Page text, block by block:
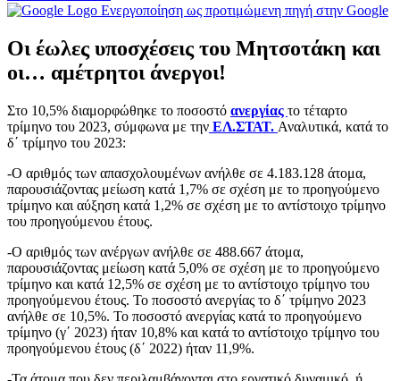
Ενεργοποίηση ως προτιμώμενη πηγή στην Google
Οι έωλες υποσχέσεις του Μητσοτάκη και
οι… αμέτρητοι άνεργοι!
Στο 10,5% διαμορφώθηκε το ποσοστό ανεργίας το τέταρτο
τρίμηνο του 2023, σύμφωνα με την ΕΛ.ΣΤΑΤ. Αναλυτικά, κατά το
δ΄ τρίμηνο του 2023:
-Ο αριθμός των απασχολουμένων ανήλθε σε 4.183.128 άτομα,
παρουσιάζοντας μείωση κατά 1,7% σε σχέση με το προηγούμενο
τρίμηνο και αύξηση κατά 1,2% σε σχέση με το αντίστοιχο τρίμηνο
του προηγούμενου έτους.
-Ο αριθμός των ανέργων ανήλθε σε 488.667 άτομα,
παρουσιάζοντας μείωση κατά 5,0% σε σχέση με το προηγούμενο
τρίμηνο και κατά 12,5% σε σχέση με το αντίστοιχο τρίμηνο του
προηγούμενου έτους. Το ποσοστό ανεργίας το δ΄ τρίμηνο 2023
ανήλθε σε 10,5%. Το ποσοστό ανεργίας κατά το προηγούμενο
τρίμηνο (γ΄ 2023) ήταν 10,8% και κατά το αντίστοιχο τρίμηνο του
προηγούμενου έτους (δ΄ 2022) ήταν 11,9%.